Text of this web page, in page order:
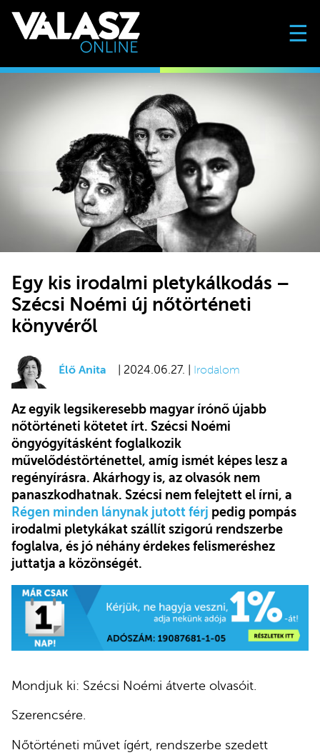
☰
Egy kis irodalmi pletykálkodás –
Szécsi Noémi új nőtörténeti
könyvéről
Élő Anita | 2024.06.27. | Irodalom
Az egyik legsikeresebb magyar írónő újabb
nőtörténeti kötetet írt. Szécsi Noémi
öngyógyításként foglalkozik
művelődéstörténettel, amíg ismét képes lesz a
regényírásra. Akárhogy is, az olvasók nem
panaszkodhatnak. Szécsi nem felejtett el írni, a
Régen minden lánynak jutott férj pedig pompás
irodalmi pletykákat szállít szigorú rendszerbe
foglalva, és jó néhány érdekes felismeréshez
juttatja a közönségét.
Mondjuk ki: Szécsi Noémi átverte olvasóit.
Szerencsére.
Nőtörténeti művet ígért, rendszerbe szedett